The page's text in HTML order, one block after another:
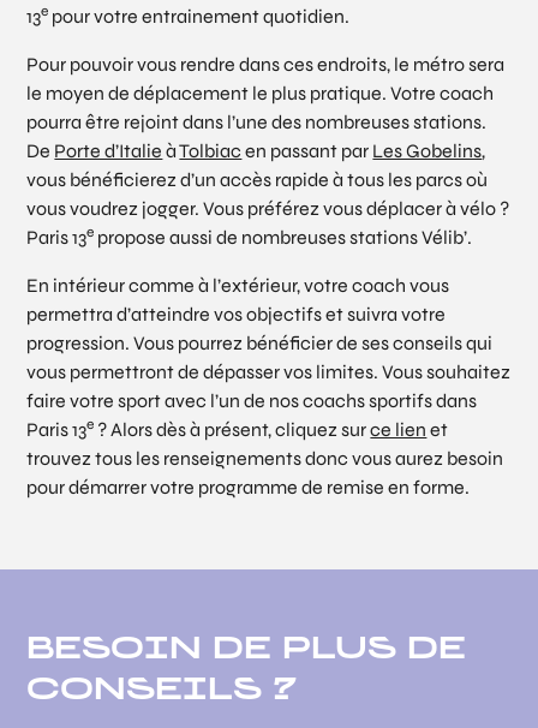
13e pour votre entrainement quotidien.
Pour pouvoir vous rendre dans ces endroits, le métro sera
le moyen de déplacement le plus pratique. Votre coach
pourra être rejoint dans l’une des nombreuses stations.
De Porte d’Italie àTolbiac en passant par Les Gobelins,
vous bénéficierez d’un accès rapide à tous les parcs où
vous voudrez jogger. Vous préférez vous déplacer à vélo ?
Paris 13e propose aussi de nombreuses stations Vélib’.
En intérieur comme à l’extérieur, votre coach vous
permettra d’atteindre vos objectifs et suivra votre
progression. Vous pourrez bénéficier de ses conseils qui
vous permettront de dépasser vos limites. Vous souhaitez
faire votre sport avec l’un de nos coachs sportifs dans
Paris 13e ? Alors dès à présent, cliquez surce lien et
trouvez tous les renseignements donc vous aurez besoin
pour démarrer votre programme de remise en forme.
BESOIN DE PLUS DE
CONSEILS ?